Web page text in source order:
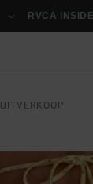
RVCA
UITVERKOOP